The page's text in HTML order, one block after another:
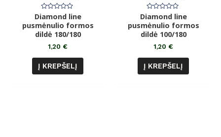
Įvertinimas:
0
iš
5
Diamond line
pusmėnulio formos
dildė 180/180
1,20 €
Į KREPŠELĮ
Įvertinimas:
0
iš
5
Diamond line
pusmėnulio formos
dildė 100/180
1,20 €
Į KREPŠELĮ